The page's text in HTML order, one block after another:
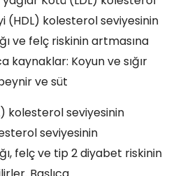
(HDL) kolesterol seviyesinin
ve felç riskinin artmasına
kaynaklar: Koyun ve sığır
ve süt
kolesterol seviyesinin
seviyesinin
felç ve tip 2 diyabet riskinin